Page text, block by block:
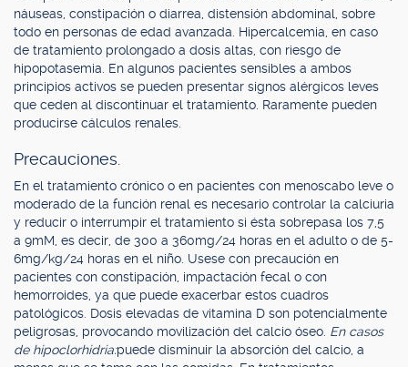
náuseas, constipación o diarrea, distensión abdominal, sobre
todo en personas de edad avanzada. Hipercalcemia, en caso
de tratamiento prolongado a dosis altas, con riesgo de
hipopotasemia. En algunos pacientes sensibles a ambos
principios activos se pueden presentar signos alérgicos leves
que ceden al discontinuar el tratamiento. Raramente pueden
producirse cálculos renales.
Precauciones.
En el tratamiento crónico o en pacientes con menoscabo leve o
moderado de la función renal es necesario controlar la calciuria
y reducir o interrumpir el tratamiento si ésta sobrepasa los 7,5
a 9mM, es decir, de 300 a 360mg/24 horas en el adulto o de 5-
6mg/kg/24 horas en el niño. Usese con precaución en
pacientes con constipación, impactación fecal o con
hemorroides, ya que puede exacerbar estos cuadros
patológicos. Dosis elevadas de vitamina D son potencialmente
peligrosas, provocando movilización del calcio óseo. En casos
de hipoclorhidria:puede disminuir la absorción del calcio, a